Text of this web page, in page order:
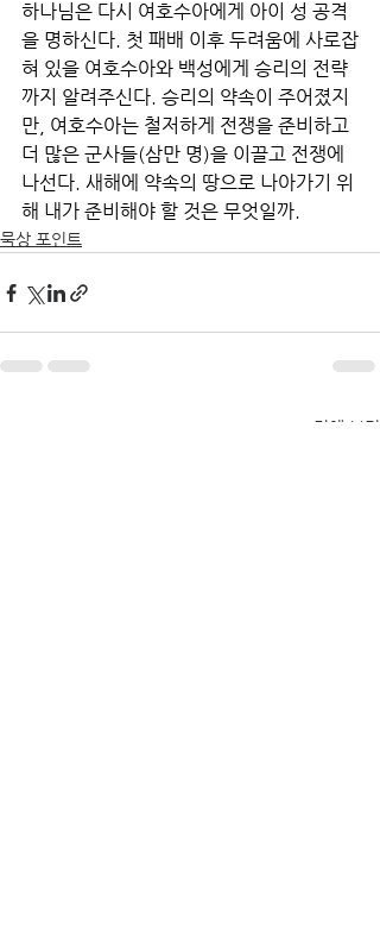
하나님은 다시 여호수아에게 아이 성 공격
을 명하신다. 첫 패배 이후 두려움에 사로잡
혀 있을 여호수아와 백성에게 승리의 전략
까지 알려주신다. 승리의 약속이 주어졌지
만, 여호수아는 철저하게 전쟁을 준비하고
더 많은 군사들(삼만 명)을 이끌고 전쟁에
나선다. 새해에 약속의 땅으로 나아가기 위
해 내가 준비해야 할 것은 무엇일까.
묵상 포인트
전체 보기